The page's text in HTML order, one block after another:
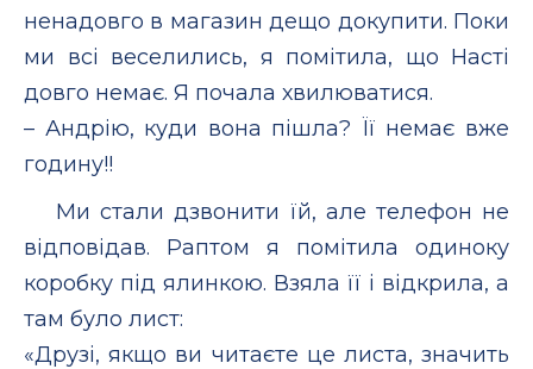
ненадовго в магазин дещо докупити. Поки
ми всі веселились, я помітила, що Насті
довго немає. Я почала хвилюватися.
– Андрію, куди вона пішла? Її немає вже
годину!!
Ми стали дзвонити їй, але телефон не
відповідав. Раптом я помітила одиноку
коробку під ялинкою. Взяла її і відкрила, а
там було лист:
«Друзі, якщо ви читаєте це листа, значить